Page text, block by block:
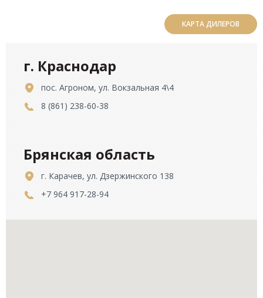
КАРТА ДИЛЕРОВ
г. Краснодар
пос. Агроном, ул. Вокзальная 4\4
8 (861) 238-60-38
Брянская область
г. Карачев, ул. Дзержинского 138
+7 964 917-28-94